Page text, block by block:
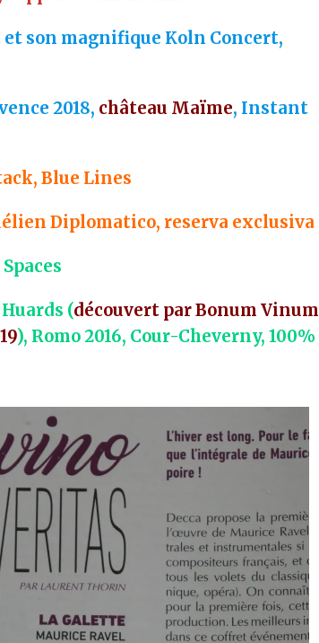
son magnifique Koln Concert,
2018, château Maïme, Instant
Blue Lines
Diplomatico, reserva exclusiva
(découvert par Bonum Vinum
), Romo 2016, Cour-Cheverny, 100%